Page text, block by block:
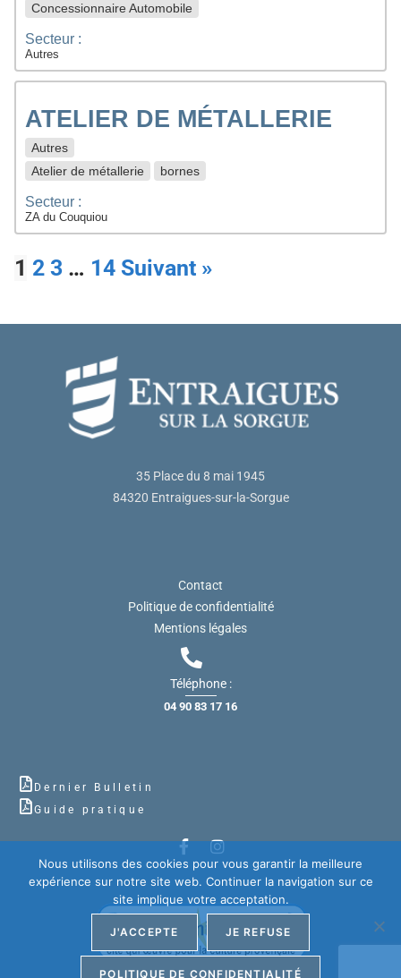
Concessionnaire Automobile
Secteur :
Autres
ATELIER DE MÉTALLERIE
Autres
Atelier de métallerie
bornes
Secteur :
ZA du Couquiou
1 2 3 … 14 Suivant »
35 Place du 8 mai 1945
84320 Entraigues-sur-la-Sorgue
Contact
Politique de confidentialité
Mentions légales
Téléphone :
04 90 83 17 16
Dernier Bulletin
Guide pratique
Nous utilisons des cookies pour vous garantir la meilleure
expérience sur notre site web. Continuer la navigation sur ce
site implique votre acceptation.
J'ACCEPTE JE REFUSE
POLITIQUE DE CONFIDENTIALITÉ